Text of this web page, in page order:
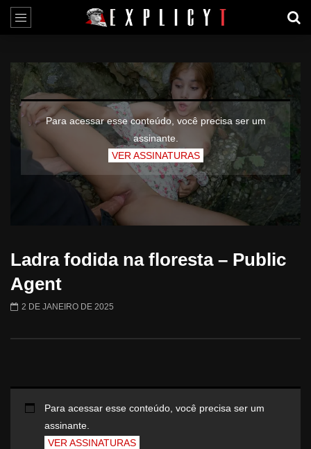
Para acessar esse conteúdo, você precisa ser um
assinante.
VER ASSINATURAS
Ladra fodida na floresta – Public
Agent
2 DE JANEIRO DE 2025
Para acessar esse conteúdo, você precisa ser um
assinante.
VER ASSINATURAS